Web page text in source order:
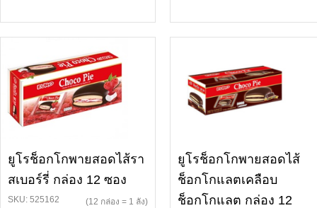
ยูโรช็อกโกพายสอดไส้รา
สเบอร์รี่ กล่อง 12 ซอง
SKU: 525162 (12 กล่อง = 1 ลัง)
ยูโรช็อกโกพายสอดไส้
ช็อกโกแลตเคลือบ
ช็อกโกแลต กล่อง 12